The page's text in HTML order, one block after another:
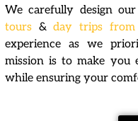
We carefully design our
tours &day trips from
experience as we
mission is to make you
while ensuring your